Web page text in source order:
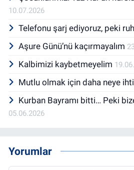
10.07.2026
Telefonu şarj ediyoruz, peki
Aşure Günü’nü kaçırmayalım
Kalbimizi kaybetmeyelim
Mutlu olmak için daha neye
Kurban Bayramı bitti… Peki
05.06.2026
Yorumlar